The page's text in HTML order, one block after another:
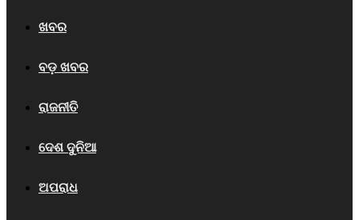
ଖବର
ବଡ଼ ଖବର
ରାଜନୀତି
ଦେଶ ଦୁନିଆ
ଅପରାଧ